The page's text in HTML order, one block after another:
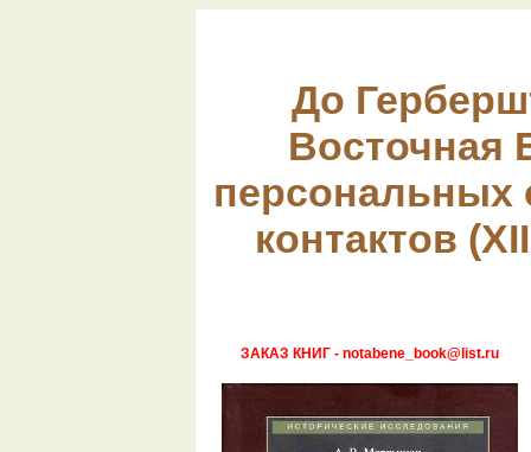
До
Восточная
персональных
контактов
ЗАКАЗ КНИГ - notabene_book@list.ru